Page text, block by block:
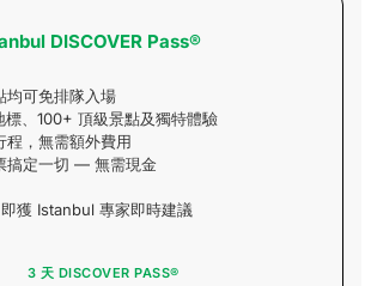
DISCOVER Pass®
均可免排隊入場
標、100+ 頂級景點及獨特體驗
程，無需額外費用
搞定一切 — 無需現金
獲 Istanbul 專家即時建議
3 天 DISCOVER PASS®